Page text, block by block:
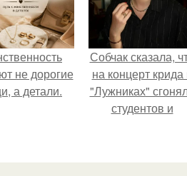
не дорогие
а детали.
Собчак сказала,
на концерт крида
"Лужниках"
студентов и
так везде были